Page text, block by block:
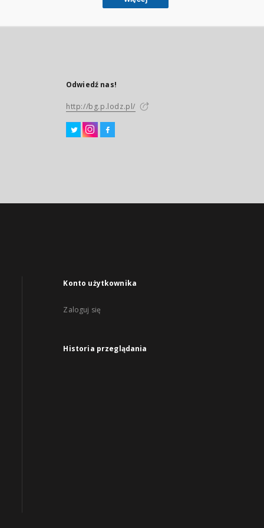
Odwiedź nas!
http://bg.p.lodz.pl/
Konto użytkownika
Zaloguj się
Historia przeglądania